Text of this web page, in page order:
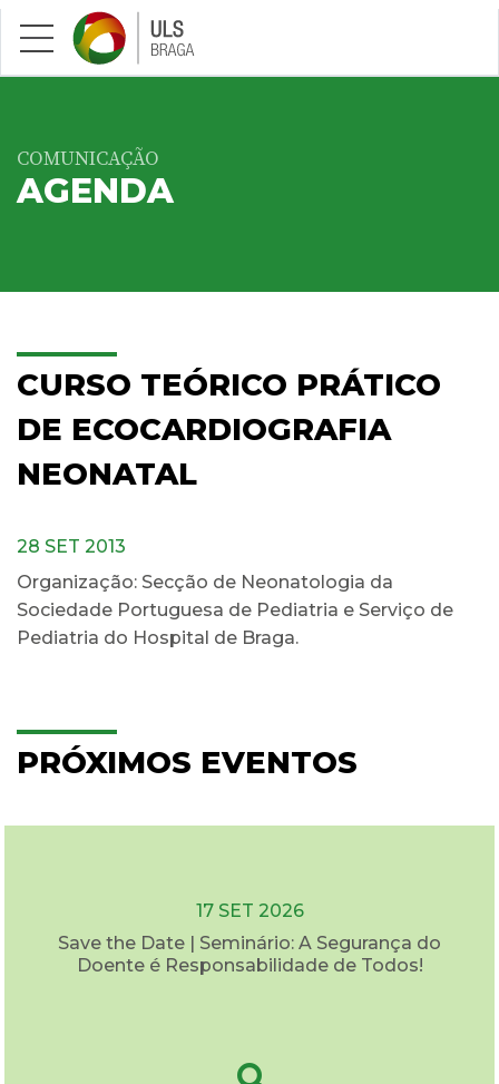
Saltar para conteúdo principal
COMUNICAÇÃO
AGENDA
CURSO TEÓRICO PRÁTICO
DE ECOCARDIOGRAFIA
NEONATAL
28 SET 2013
Organização: Secção de Neonatologia da
Sociedade Portuguesa de Pediatria e Serviço de
Pediatria do Hospital de Braga.
PRÓXIMOS EVENTOS
17 SET 2026
Save the Date | Seminário: A Segurança do
Doente é Responsabilidade de Todos!